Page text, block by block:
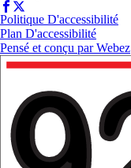
Politique D'accessibilité
Plan D'accessibilité
Pensé et conçu parWebez